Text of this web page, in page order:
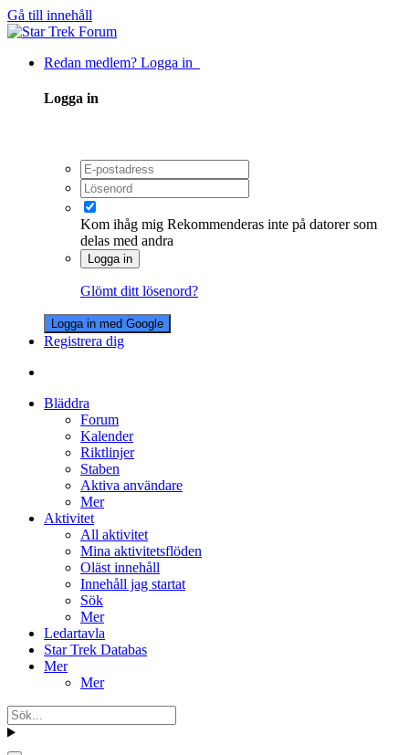
Gå till innehåll
Redan medlem? Logga in
Logga in
Kom ihåg mig Rekommenderas inte på datorer som
delas med andra
Logga in
Glömt ditt lösenord?
Logga in med Google
Registrera dig
Bläddra
Forum
Kalender
Riktlinjer
Staben
Aktiva användare
Mer
Aktivitet
All aktivitet
Mina aktivitetsflöden
Oläst innehåll
Innehåll jag startat
Sök
Mer
Ledartavla
Star Trek Databas
Mer
Mer